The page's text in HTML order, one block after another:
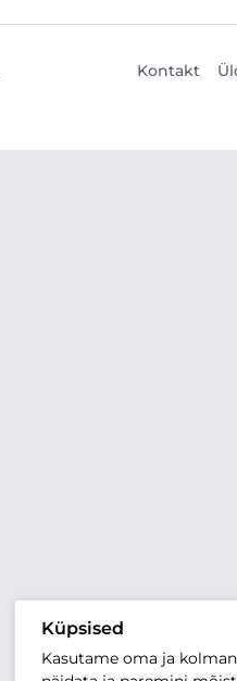
Küpsised
Kasutame oma ja
Kontakt